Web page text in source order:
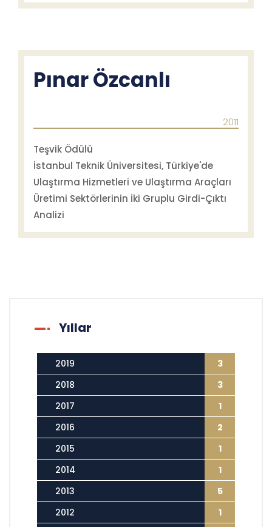
Pınar Özcanlı
2011
Teşvik Ödülü
İstanbul Teknik Üniversitesi, Türkiye'de
Ulaştırma Hizmetleri ve Ulaştırma Araçları
Üretimi Sektörlerinin İki Gruplu Girdi-Çıktı
Analizi
Yıllar
2019
3
2018
3
2017
1
2016
2
2015
1
2014
1
2013
5
2012
1